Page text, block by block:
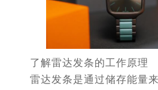
了解雷达发条的工作原理
雷达发条是通过储存能量来